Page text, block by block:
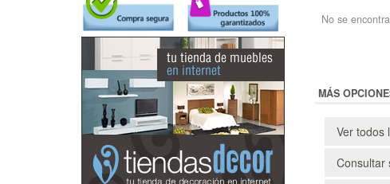
No se
MÁS
Ver todos
Consultar